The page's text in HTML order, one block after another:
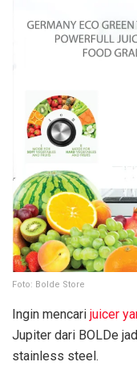
Foto: Bolde Store
Ingin mencari juicer
Jupiter dari BOLDe
stainless steel.